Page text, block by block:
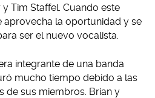
Tim Staffel. Cuando este
aprovecha la oportunidad y se
ser el nuevo vocalista.
integrante de una banda
mucho tiempo debido a las
de sus miembros. Brian y